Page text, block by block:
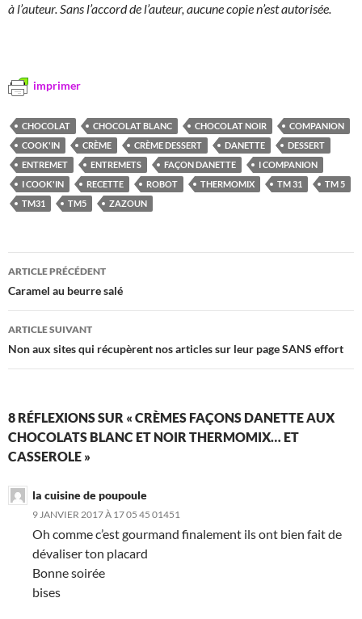
à l’auteur. Sans l’accord de l’auteur, aucune copie n’est autorisée.
imprimer
CHOCOLAT CHOCOLAT BLANC CHOCOLAT NOIR
COMPANION
COOK'IN
CRÈME CRÈME DESSERT DANETTE
DESSERT
ENTREMET
ENTREMETS FAÇON DANETTE
I COMPANION
I COOK'IN
RECETTE ROBOT THERMOMIX TM 31
TM 5
TM31
TM5 ZAZOUN
Navigation
des
articles
ARTICLE PRÉCÉDENT
Caramel au beurre salé
ARTICLE SUIVANT
Non aux sites qui récupèrent nos articles sur leur page SANS effort
8 RÉFLEXIONS SUR « CRÈMES FAÇONS DANETTE AUX
CHOCOLATS BLANC ET NOIR THERMOMIX… ET
CASSEROLE »
la cuisine de poupoule
9 JANVIER 2017 À 17 05 45 01451
Oh comme c’est gourmand finalement ils ont bien fait de
dévaliser ton placard
Bonne soirée
bises